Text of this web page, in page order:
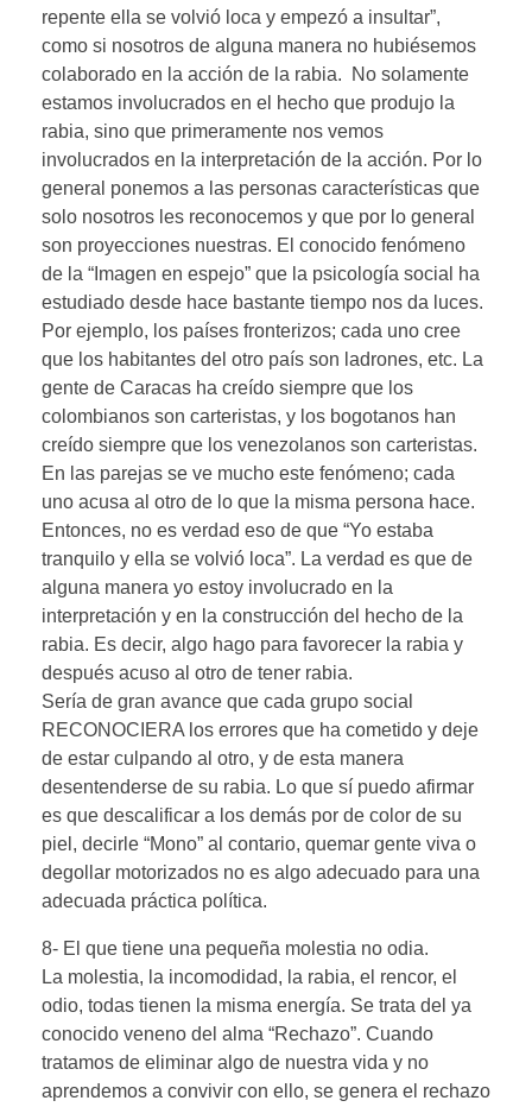
repente ella se volvió loca y empezó a insultar”,
como si nosotros de alguna manera no hubiésemos
colaborado en la acción de la rabia. No solamente
estamos involucrados en el hecho que produjo la
rabia, sino que primeramente nos vemos
involucrados en la interpretación de la acción. Por lo
general ponemos a las personas características que
solo nosotros les reconocemos y que por lo general
son proyecciones nuestras. El conocido fenómeno
de la “Imagen en espejo” que la psicología social ha
estudiado desde hace bastante tiempo nos da luces.
Por ejemplo, los países fronterizos; cada uno cree
que los habitantes del otro país son ladrones, etc. La
gente de Caracas ha creído siempre que los
colombianos son carteristas, y los bogotanos han
creído siempre que los venezolanos son carteristas.
En las parejas se ve mucho este fenómeno; cada
uno acusa al otro de lo que la misma persona hace.
Entonces, no es verdad eso de que “Yo estaba
tranquilo y ella se volvió loca”. La verdad es que de
alguna manera yo estoy involucrado en la
interpretación y en la construcción del hecho de la
rabia. Es decir, algo hago para favorecer la rabia y
después acuso al otro de tener rabia.
Sería de gran avance que cada grupo social
RECONOCIERA los errores que ha cometido y deje
de estar culpando al otro, y de esta manera
desentenderse de su rabia. Lo que sí puedo afirmar
es que descalificar a los demás por de color de su
piel, decirle “Mono” al contario, quemar gente viva o
degollar motorizados no es algo adecuado para una
adecuada práctica política.
8- El que tiene una pequeña molestia no odia.
La molestia, la incomodidad, la rabia, el rencor, el
odio, todas tienen la misma energía. Se trata del ya
conocido veneno del alma “Rechazo”. Cuando
tratamos de eliminar algo de nuestra vida y no
aprendemos a convivir con ello, se genera el rechazo